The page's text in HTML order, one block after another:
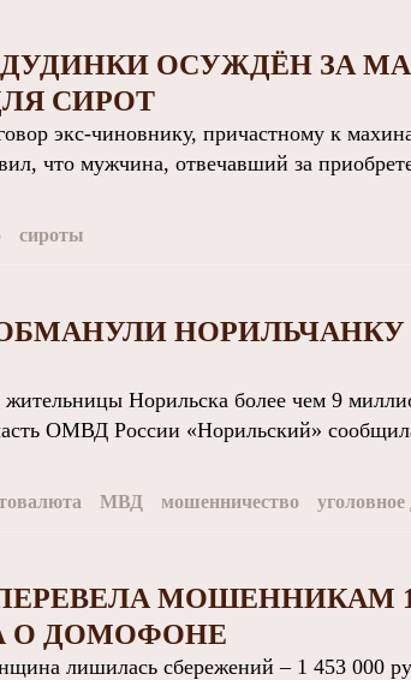
ОСУЖДЁН ЗА
СИРОТ
экс‑чиновнику, причастному к
что мужчина, отвечавший за
сироты
НОРИЛЬЧАНКУ
Норильска более чем 9
ОМВД России «Норильский»
МВД мошенничество уголовное
МОШЕННИКАМ
О ДОМОФОНЕ
лишилась сбережений – 1 453 000